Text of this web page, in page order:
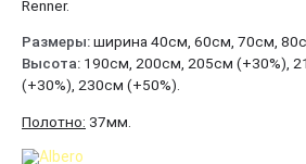
Renner.
Размеры:ширина 40см, 60см, 70см,
Высота: 190см, 200см, 205см (+30%),
(+30%), 230см (+50%).
Полотно: 37мм.